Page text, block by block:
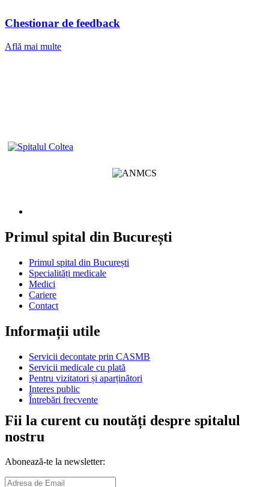
Chestionar de feedback
Află mai multe
Primul spital din București
Primul spital din București
Specialități medicale
Medici
Cariere
Contact
Informații utile
Servicii decontate prin CASMB
Servicii medicale cu plată
Pentru vizitatori și aparținători
Interes public
Întrebări frecvente
Fii la curent cu noutăți despre spitalul
nostru
Abonează-te la newsletter: